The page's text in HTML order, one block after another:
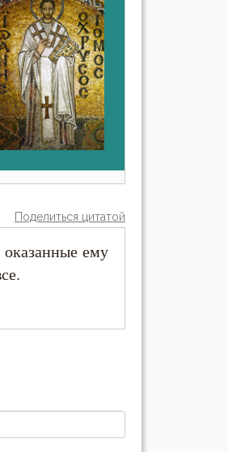
Поделиться цитатой
оказанные ему